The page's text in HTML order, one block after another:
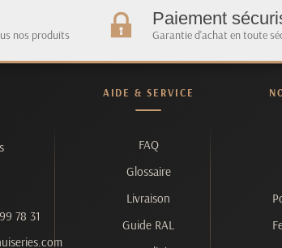
nos produits
Paiement
Garantie d'achat en toute
78 31
AIDE & SERVICE
FAQ
Glossaire
Livraison
Guide RAL